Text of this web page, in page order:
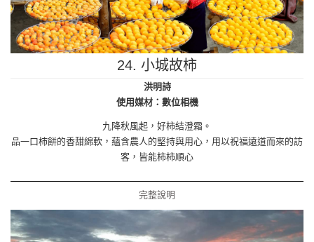
24. 小城故柿
洪明詩
使用媒材：數位相機
九降秋風起，好柿結澄霜。
品一口柿餅的香甜綿軟，蘊含農人的堅持與用心，用以祝福遠道而來的訪
客，皆能柿柿順心